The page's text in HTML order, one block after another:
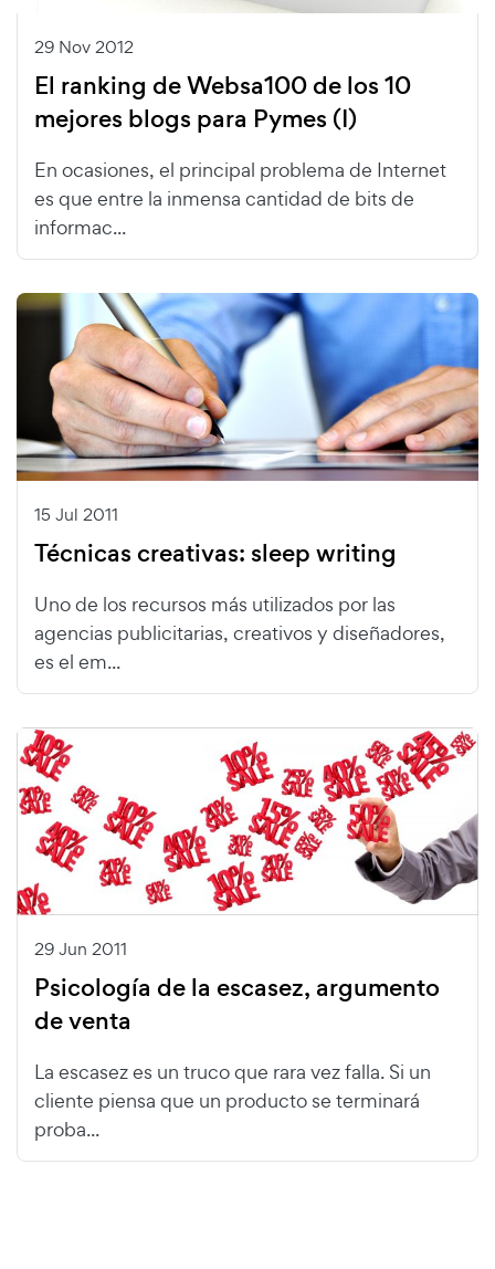
29 Nov 2012
El ranking de Websa100 de los 10
mejores blogs para Pymes (I)
En ocasiones, el principal problema de Internet
es que entre la inmensa cantidad de bits de
informac...
15 Jul 2011
Técnicas creativas: sleep writing
Uno de los recursos más utilizados por las
agencias publicitarias, creativos y diseñadores,
es el em...
29 Jun 2011
Psicología de la escasez, argumento
de venta
La escasez es un truco que rara vez falla. Si un
cliente piensa que un producto se terminará
proba...